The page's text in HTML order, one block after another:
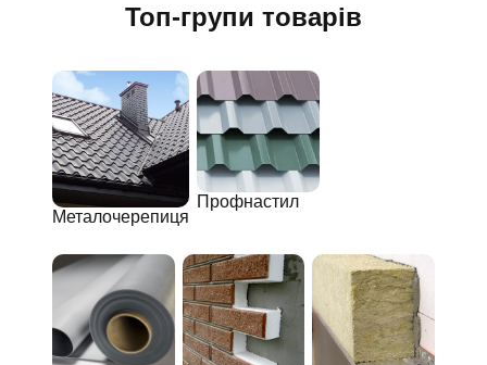
Топ-групи товарів
Металочерепиця
Профнастил